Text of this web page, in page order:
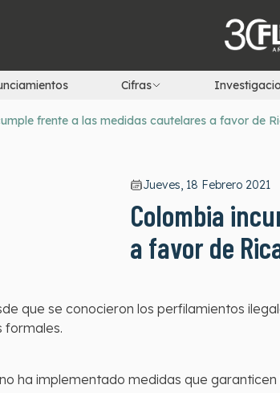
Cifras
frente a las medidas cautelares a favor de
Jueves, 18 Febrero 2021
Colombia
a favor de
que se conocieron los perfilamientos
formales.
ha implementado medidas que